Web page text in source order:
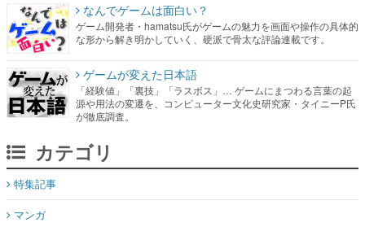
なんでゲームは面白い？
ゲーム開発者・hamatsu氏がゲームの魅力を画面や操作の具体的
な形から解き明かしていく、硬派で骨太な評論連載です。
ゲームが変えた日本語
「経験値」「裏技」「ラスボス」… ゲームにまつわる言葉の起
源や用法の変遷を、コンピューター文化史研究家・タイニーP氏
が徹底調査。
カテゴリ
特集記事
マンガ